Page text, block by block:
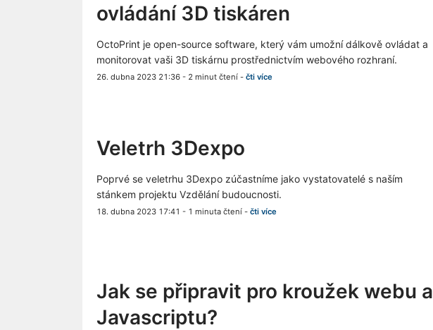
ovládání 3D tiskáren
OctoPrint je open-source software, který vám umožní dálkově ovládat a
monitorovat vaši 3D tiskárnu prostřednictvím webového rozhraní.
26. dubna 2023 21:36 - 2 minut čtení - čti více
Veletrh 3Dexpo
Poprvé se veletrhu 3Dexpo zúčastníme jako vystatovatelé s naším
stánkem projektu Vzdělání budoucnosti.
18. dubna 2023 17:41 - 1 minuta čtení - čti více
Jak se připravit pro kroužek webu a
Javascriptu?